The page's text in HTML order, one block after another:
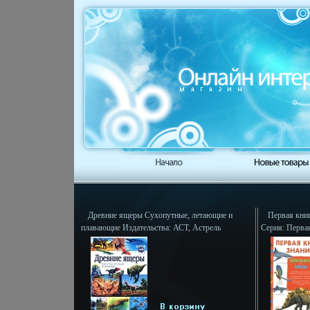
Древние ящеры Сухопутные, летающие и
плавающие Издательства: АСТ, Астрель
Твердый переплет, 136 стр ISBN 5-17-014234-
X, 5-271-04164-6 Тираж: 10000 экз Формат:
84x108/16 (~205х290 мм) инфо 9465e.
Первая
Серия: